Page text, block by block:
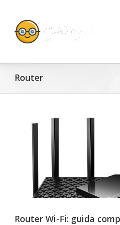
Router
Router Wi-Fi: guida